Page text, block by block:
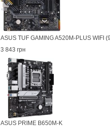
ASUS TUF GAMING A520M-PLUS WIFI
3 843 грн
ASUS PRIME B650M-K